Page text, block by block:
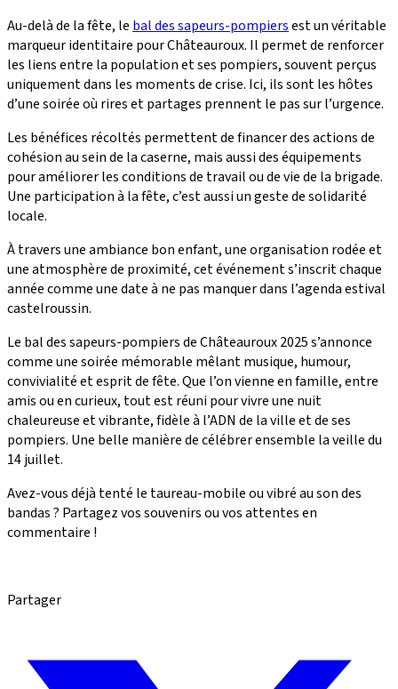
Au-delà de la fête, le bal des sapeurs-pompiersest un véritable
marqueur identitaire pour Châteauroux. Il permet de renforcer
les liens entre la population et ses pompiers, souvent perçus
uniquement dans les moments de crise. Ici, ils sont les hôtes
d’une soirée où rires et partages prennent le pas sur l’urgence.
Les bénéfices récoltés permettent de financer des actions de
cohésion au sein de la caserne, mais aussi des équipements
pour améliorer les conditions de travail ou de vie de la brigade.
Une participation à la fête, c’est aussi un geste de solidarité
locale.
À travers une ambiance bon enfant, une organisation rodée et
une atmosphère de proximité, cet événement s’inscrit chaque
année comme une date à ne pas manquer dans l’agenda estival
castelroussin.
Le bal des sapeurs-pompiers de Châteauroux 2025 s’annonce
comme une soirée mémorable mêlant musique, humour,
convivialité et esprit de fête. Que l’on vienne en famille, entre
amis ou en curieux, tout est réuni pour vivre une nuit
chaleureuse et vibrante, fidèle à l’ADN de la ville et de ses
pompiers. Une belle manière de célébrer ensemble la veille du
14 juillet.
Avez-vous déjà tenté le taureau-mobile ou vibré au son des
bandas ? Partagez vos souvenirs ou vos attentes en
commentaire !
Partager